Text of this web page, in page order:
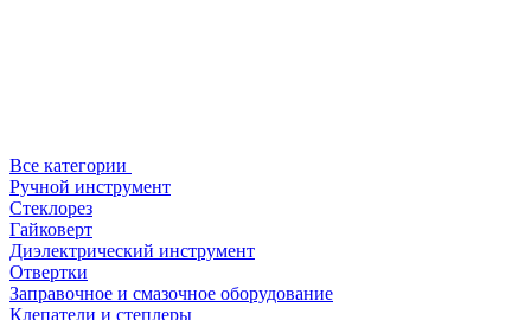
Все категории
Ручной инструмент
Стеклорез
Гайковерт
Диэлектрический инструмент
Отвертки
Заправочное и смазочное оборудование
Клепатели и степлеры